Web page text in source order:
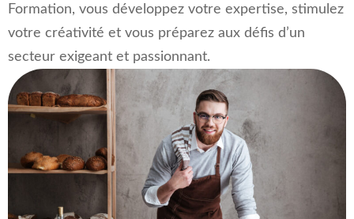
Formation, vous développez votre expertise, stimulez
votre créativité et vous préparez aux défis d’un
secteur exigeant et passionnant.